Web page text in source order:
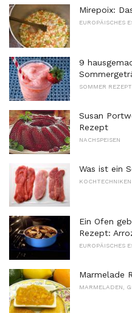
Mirepoix:
EUROPÄISCHES
9
SOMMER
Susan
Rezept
NACHSPEISEN
Was ist ein
Ein Ofen
Rezept:
EUROPÄISCHES
Marmelade
MARMELADEN,